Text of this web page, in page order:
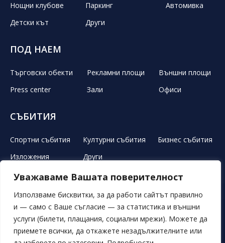
Уважаваме Вашата поверителност
Използваме бисквитки, за да работи сайтът правилно
и — само с Ваше съгласие — за статистика и външни
услуги (билети, плащания, социални мрежи). Можете да
приемете всички, да откажете незадължителните или
Нощни клубове
Паркинг
Автомивка
Детски кът
Други
ПОД НАЕМ
Търговски обекти Рекламни площи
Външни площи
Press center
Зали Офиси
СЪБИТИЯ
Спортни събития Културни събития
Бизнес събития
Изложения
Други
ЛЕТЕН ТЕАТЪР РЕКЛАМА НОВИНИ ГАЛЕРИЯ
СВОБОДНИ ПОЗИЦИИ ОБЯВИ ПОРЪЧКИ
ОБЩИ УСЛОВИЯ ЛИЧНИ ДАННИ БИСКВИТКИ